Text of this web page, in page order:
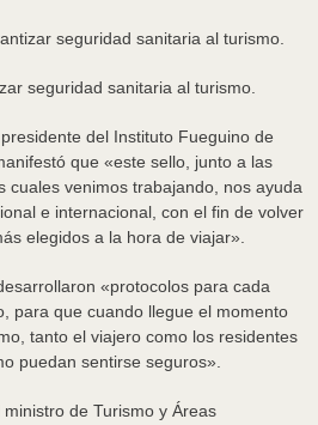
seguridad sanitaria al turismo.
del Instituto Fueguino de
que «este sello, junto a las
cuales venimos trabajando, nos ayuda
e internacional, con el fin de volver
elegidos a la hora de viajar».
«protocolos para cada
para que cuando llegue el momento
tanto el viajero como los residentes
puedan sentirse seguros».
de Turismo y Áreas